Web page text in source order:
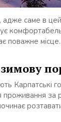
саме в цей
поважне
Карпатські
за
розтавати